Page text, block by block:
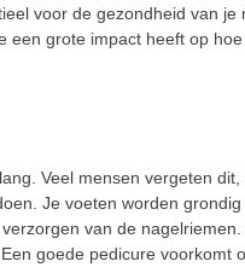
voor de gezondheid van
grote impact heeft op
Veel mensen vergeten
Je voeten worden
van de
goede pedicure voorkomt